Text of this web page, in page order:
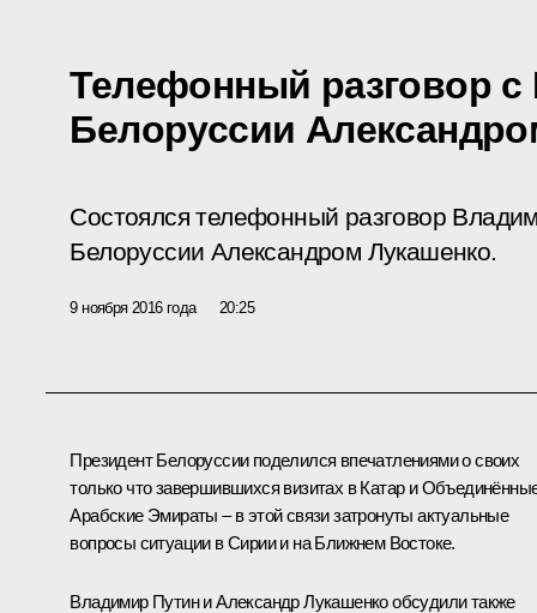
Телефонный разговор с
Белоруссии
Состоялся телефонный разговор
Белоруссии Александром Лукашенко.
9 ноября 2016 года 20:25
Президент Белоруссии поделился впечатлениями о своих
только что завершившихся визитах в Катар и
Арабские Эмираты – в этой связи затронуты актуальные
вопросы ситуации в Сирии и на Ближнем Востоке.
Владимир Путин иАлександр Лукашенкообсудили также